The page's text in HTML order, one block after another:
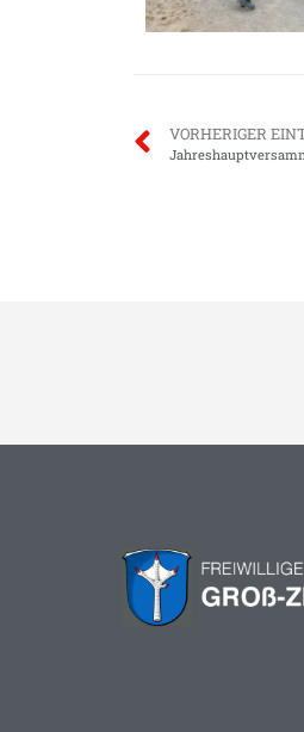
VORHERIGER